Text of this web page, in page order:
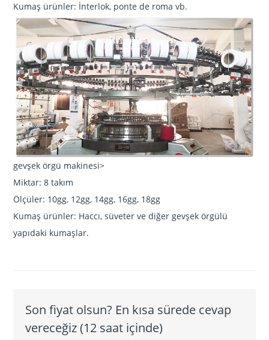
Kumaş ürünler: İnterlok, ponte de roma vb.
gevşek örgü makinesi>
Miktar: 8 takım
Ölçüler: 10gg, 12gg, 14gg, 16gg, 18gg
Kumaş ürünler: Haccı, süveter ve diğer gevşek örgülü
yapıdaki kumaşlar.
Son fiyat olsun? En kısa sürede cevap
vereceğiz (12 saat içinde)